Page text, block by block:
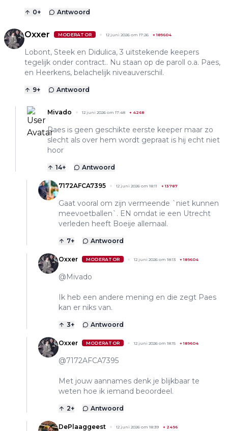
0+ Antwoord
Oxxer MODERATOR 12 juni 2026 om 17:26 +189604
Lobont, Steek en Didulica, 3 uitstekende keepers
tegelijk onder contract.. Nu staan op de paroll o.a. Paes,
en Heerkens, belachelijk niveauverschil.
9+ Antwoord
Mivado 12 juni 2026 om 17:48 + 4268
Paes is geen geschikte eerste keeper maar zo
slecht als over hem wordt gepraat is hij echt niet
hoor
14+ Antwoord
7172AFCA7395 12 juni 2026 om 18:11 +13787
Gaat vooral om zijn vermeende `niet kunnen
meevoetballen`. EN omdat ie een Utrecht
verleden heeft Boeije allemaal.
7+ Antwoord
Oxxer MODERATOR 12 juni 2026 om 18:13 +189604
@Mivado
Ik heb een andere mening en die zegt Paes
kan er niks van.
3+ Antwoord
Oxxer MODERATOR 12 juni 2026 om 18:15 +189604
@7172AFCA7395
Met jouw aannames denk je blijkbaar te
weten hoe ik iemand beoordeel.
2+ Antwoord
DePlaaggeest 12 juni 2026 om 18:39 + 2496